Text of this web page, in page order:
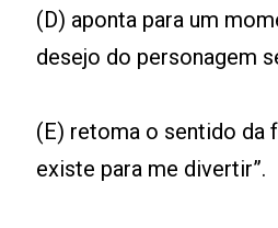
(D) aponta para um
desejo do personagem
(E) retoma o sentido da
existe para me divertir”.